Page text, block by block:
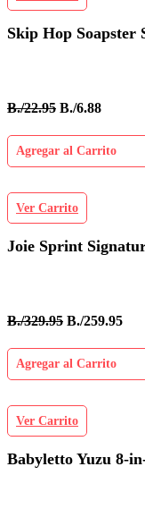
Skip Hop Soapster
B./22.95 B./6.88
Agregar al Carrito
Ver Carrito
Joie Sprint
B./329.95 B./259.95
Agregar al Carrito
Ver Carrito
Babyletto Yuzu 8-